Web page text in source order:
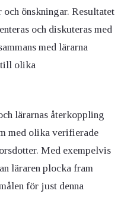
önskningar. Resultatet
och diskuteras med
med lärarna
till olika
lärarnas återkoppling
med olika verifierade
Med exempelvis
läraren plocka fram
för just denna